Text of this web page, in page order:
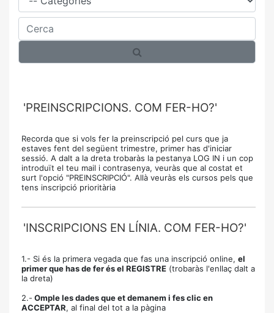
Cerca
'PREINSCRIPCIONS. COM FER-HO?'
Recorda que si vols fer la preinscripció pel curs que ja
estaves fent del següent trimestre, primer has d'iniciar
sessió. A dalt a la dreta trobaràs la pestanya LOG IN i un cop
introduït el teu mail i contrasenya, veuràs que al costat et
surt l'opció "PREINSCRIPCIÓ". Allà veuràs els cursos pels que
tens inscripció prioritària
'INSCRIPCIONS EN LÍNIA. COM FER-HO?'
1.- Si és la primera vegada que fas una inscripció online, el
primer que has de fer és el REGISTRE (trobaràs l'enllaç dalt a
la dreta)
2.- Omple les dades que et demanem i fes clic en
ACCEPTAR, al final del tot a la pàgina